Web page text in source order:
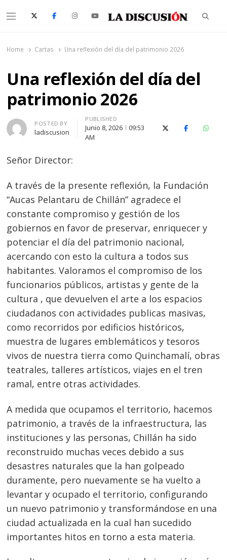
Menu
Home Cartas Una reflexión del día del patrimonio 2026
Una reflexión del día del
patrimonio 2026
Author
POSTED BY
ladiscusion
PUBLISHED
Junio 8, 2026
09:53
AM
X (Twitter)Facebook
Señor Director:
A través de la presente reflexión, la Fundación
“Aucas Pelantaru de Chillán” agradece el
constante compromiso y gestión de los
gobiernos en favor de preservar, enriquecer y
potenciar el día del patrimonio nacional,
acercando con esto la cultura a todos sus
habitantes. Valoramos el compromiso de los
funcionarios públicos, artistas y gente de la
cultura , que devuelven el arte a los espacios
ciudadanos con actividades publicas masivas,
como recorridos por edificios históricos,
muestra de lugares emblemáticos y tesoros
vivos de nuestra tierra como Quinchamalí, obras
teatrales, talleres artísticos, viajes en el tren
ramal, entre otras actividades.
A medida que ocupamos el territorio, hacemos
patrimonio, a través de la infraestructura, las
instituciones y las personas, Chillán ha sido
reconstruido muchas veces debido a sus
desastres naturales que la han golpeado
duramente, pero nuevamente se ha vuelto a
levantar y ocupado el territorio, configurando
un nuevo patrimonio y transformándose en una
ciudad actualizada en la cual han sucedido
importantes hitos en torno a esta materia.